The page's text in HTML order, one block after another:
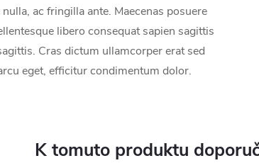
ac fringilla ante. Maecenas posuere
libero consequat sapien sagittis
Cras dictum ullamcorper erat sed
eget, efficitur condimentum dolor.
K tomuto produktu